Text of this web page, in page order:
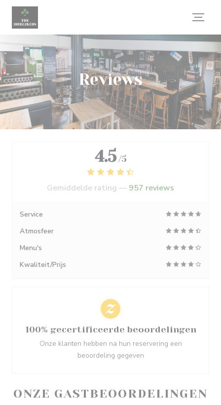
Cookies beheer paneel
Reviews
ONZE GASTBEOORDELINGEN
4.5 /5
Gemiddelde rating — 957 reviews
Service
Atmosfeer
Menu's
Kwaliteit/Prijs
100% gecertificeerde beoordelingen
Onze klanten hebben na hun reservering een
beoordeling gegeven